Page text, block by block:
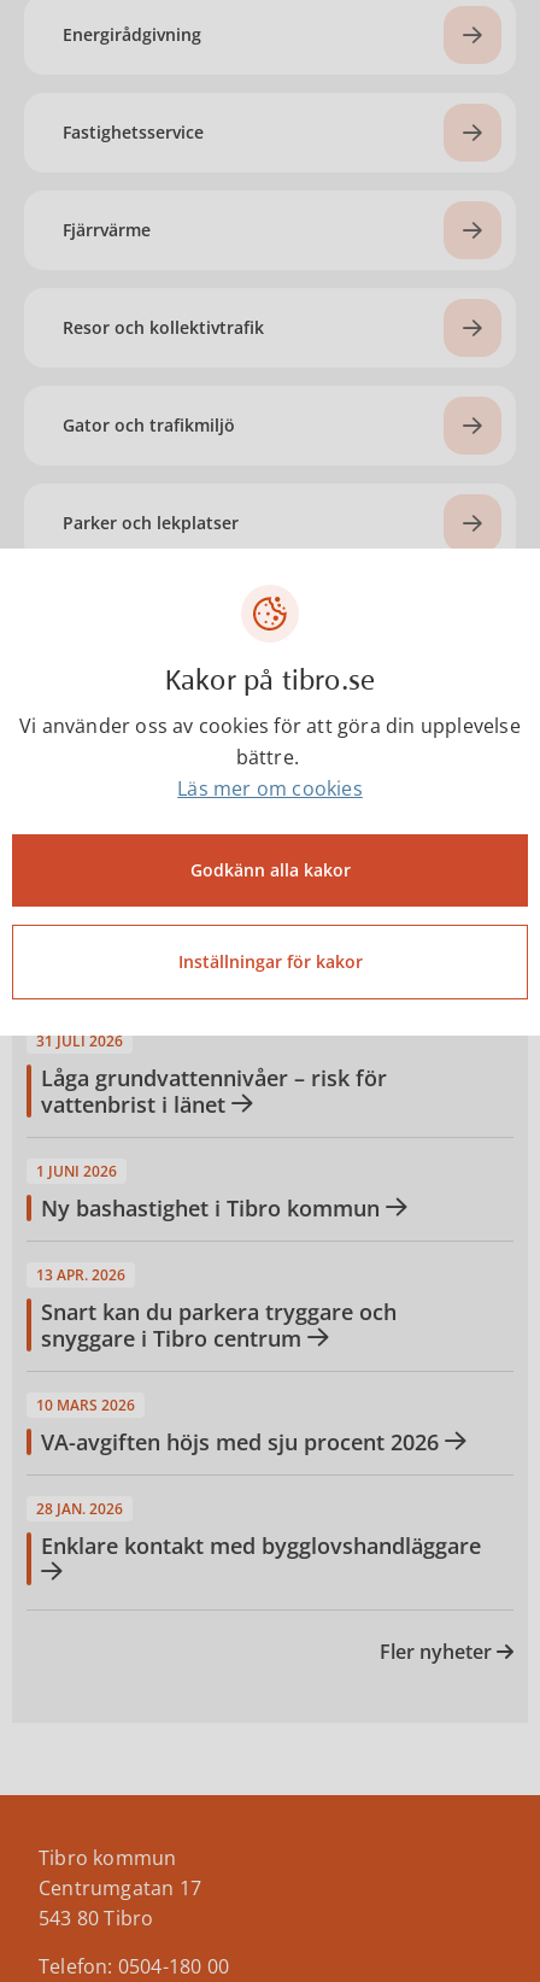
Energirådgivning
Fastighetsservice
Fjärrvärme
Resor och kollektivtrafik
Gator och trafikmiljö
Parker och lekplatser
Vatten och avlopp
Nyheter om trafik och teknisk service
31 JULI 2026
Låga grundvattennivåer – risk för
vattenbrist i länet
1 JUNI 2026
Ny bashastighet i Tibro kommun
13 APR. 2026
Snart kan du parkera tryggare och
snyggare i Tibro centrum
10 MARS 2026
VA-avgiften höjs med sju procent 2026
28 JAN. 2026
Enklare kontakt med bygglovshandläggare
Fler nyheter
Tibro kommun
Centrumgatan 17
543 80 Tibro
Telefon: 0504-180 00
Kakor på tibro.se
Vi använder oss av cookies för att göra din upplevelse
bättre.
Läs mer om cookies
Godkänn alla kakor
Inställningar för kakor